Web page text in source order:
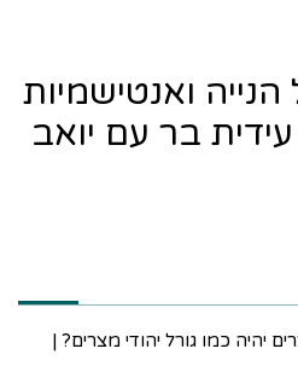
ואנטישמיות
בר עם יואב
יהיה כמו גורל יהודי מצרים? |